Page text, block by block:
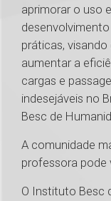
aprimorar o uso
práticas,
aumentar a
cargas e
indesejáveis no
Besc de
A comunidade
professora pode
O Instituto Besc